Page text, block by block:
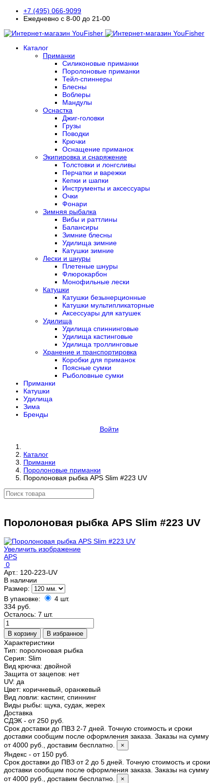
+7 (495) 066-9099
Ежедневно с 8-00 до 21-00
Каталог
Приманки
Силиконовые приманки
Поролоновые приманки
Тейл-спиннеры
Блесны
Воблеры
Мандулы
Оснастка
Джиг-головки
Грузы
Поводки
Крючки
Оснащение приманок
Экипировка и снаряжение
Толстовки и лонгсливы
Перчатки и варежки
Кепки и шапки
Инструменты и аксессуары
Очки
Фонари
Зимняя рыбалка
Вибы и раттлины
Балансиры
Зимние блесны
Удилища зимние
Катушки зимние
Лески и шнуры
Плетеные шнуры
Флюрокарбон
Монофильные лески
Катушки
Катушки безынерционные
Катушки мультипликаторные
Аксессуары для катушек
Удилища
Удилища спиннинговые
Удилища кастинговые
Удилища троллинговые
Хранение и транспортировка
Коробки для приманок
Поясные сумки
Рыболовные сумки
Приманки
Катушки
Удилища
Зима
Бренды
Войти
Каталог
Приманки
Поролоновые приманки
Поролоновая рыбка APS Slim #223 UV
Поролоновая рыбка APS Slim #223 UV
Увеличить изображение
APS
0
Арт.: 120-223-UV
В наличии
Размер:
В упаковке:
4 шт.
334 руб.
Осталось: 7 шт.
Характеристики
Тип: поролоновая рыбка
Серия: Slim
Вид крючка: двойной
Защита от зацепов: нет
UV: да
Цвет: коричневый, оранжевый
Вид ловли: кастинг, спиннинг
Виды рыбы: щука, судак, жерех
Доставка
СДЭК - от 250 руб.
Срок доставки до ПВЗ 2-7 дней. Точную стоимость и сроки
доставки сообщим после оформления заказа. Заказы на сумму
от 4000 руб., доставим бесплатно.
×
Яндекс - от 150 руб.
Срок доставки до ПВЗ от 2 до 5 дней. Точную стоимость и сроки
доставки сообщим после оформления заказа. Заказы на сумму
от 4000 руб., доставим бесплатно.
×